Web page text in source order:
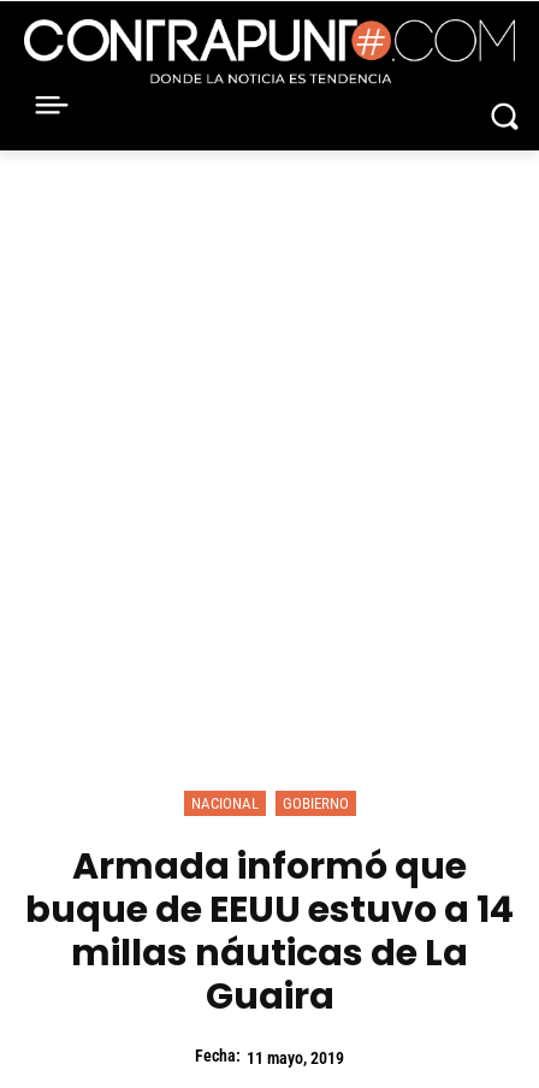
NACIONAL GOBIERNO
Armada informó que
buque de EEUU estuvo a 14
millas náuticas de La
Guaira
Fecha: 11 mayo, 2019